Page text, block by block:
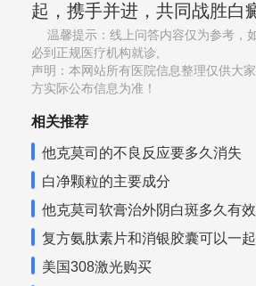
起，携手并进，共同战胜白
温馨提示：线上问答内容仅为参考，
必到正规医疗机构就诊,
声明：本网站所有医院信息整理仅供大
方实际公布信息为准！
相关推荐
他克莫司的不良反应要多久消失
白净颗粒的主要成分
他克莫司软膏治外阴白斑多久有
复方氨肽素片和消银胶囊可以一起
美国308激光购买